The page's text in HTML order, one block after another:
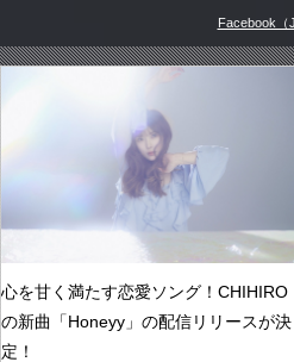
Facebook（
心を甘く満たす恋愛ソング！CHIHIRO
の新曲「Honeyy」の配信リリースが決
定！